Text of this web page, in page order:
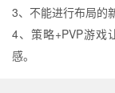
3、不能进行布局的
4、策略+PVP游戏
感。